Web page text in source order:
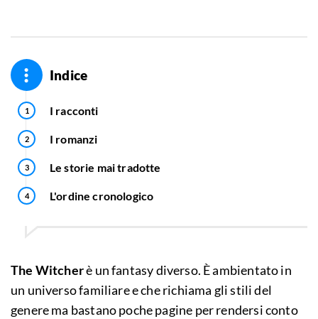
Indice
I racconti
I romanzi
Le storie mai tradotte
L'ordine cronologico
The Witcherè un fantasy diverso. È ambientato in
un universo familiare e che richiama gli stili del
genere ma bastano poche pagine per rendersi conto